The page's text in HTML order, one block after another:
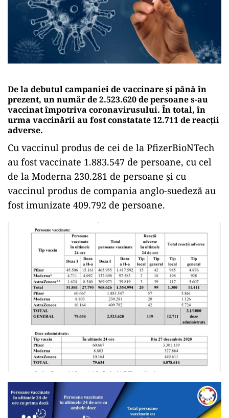
De la debutul campaniei de vaccinare și până în
prezent, un număr de 2.523.620 de persoane s-au
vaccinat împotriva coronavirusului. În total, în
urma vaccinării au fost constatate 12.711 de reacții
adverse.
Cu vaccinul produs de cei de la PfizerBioNTech
au fost vaccinate 1.883.547 de persoane, cu cel
de la Moderna 230.281 de persoane și cu
vaccinul produs de compania anglo-suedeză au
fost imunizate 409.792 de persoane.